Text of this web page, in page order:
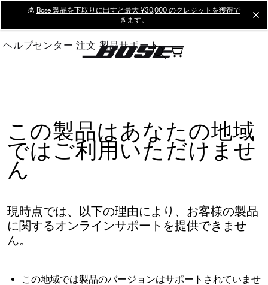
Main
💰 Bose 製品を下取りに出すと最大 ¥30,000 のクレジットを獲得で
きます。
ヘルプセンター 注文 製品サポート
この製品はあなたの地域
ではご利用いただけませ
ん
現時点では、以下の理由により、お客様の製品
に関するオンラインサポートを提供できませ
ん。
この地域では製品のバージョンはサポートされていませ